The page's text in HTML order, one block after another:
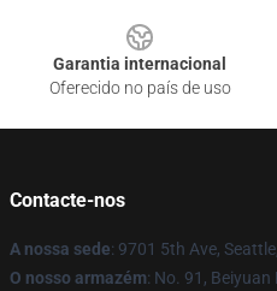
Garantia internacional
Oferecido no país de uso
Contacte-nos
A nossa sede: 9701 5th Ave,
O nosso armazém: No. 91, Beiyuan